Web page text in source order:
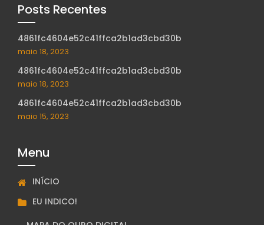
Posts Recentes
4861fc4604e52c41ffca2b1ad3cbd30b
maio 18, 2023
4861fc4604e52c41ffca2b1ad3cbd30b
maio 18, 2023
4861fc4604e52c41ffca2b1ad3cbd30b
maio 15, 2023
Menu
INÍCIO
EU INDICO!